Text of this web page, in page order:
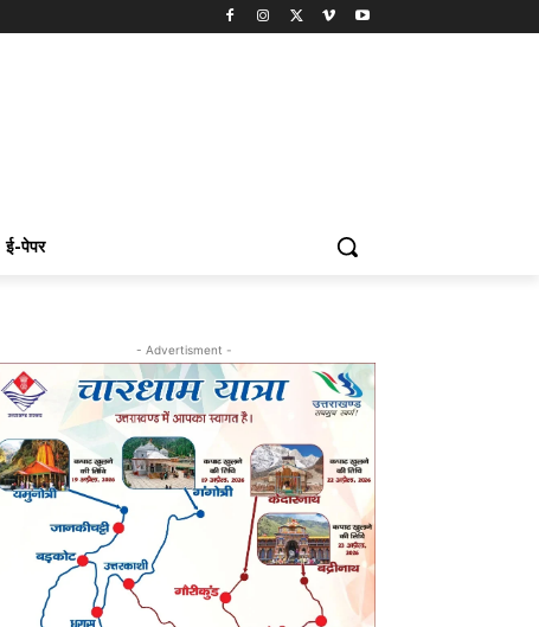
ई-पेपर
- Advertisment -